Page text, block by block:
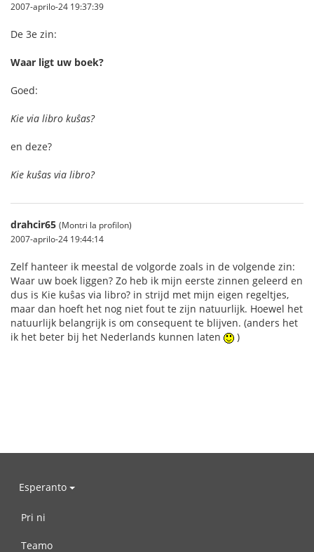
2007-aprilo-24 19:37:39
De 3e zin:
Waar ligt uw boek?
Goed:
Kie via libro kuŝas?
en deze?
Kie kuŝas via libro?
drahcir65 (Montri la profilon)
2007-aprilo-24 19:44:14
Zelf hanteer ik meestal de volgorde zoals in de volgende zin:
Waar uw boek liggen? Zo heb ik mijn eerste zinnen geleerd en
dus is Kie kuŝas via libro? in strijd met mijn eigen regeltjes,
maar dan hoeft het nog niet fout te zijn natuurlijk. Hoewel het
natuurlijk belangrijk is om consequent te blijven. (anders het
ik het beter bij het Nederlands kunnen laten
)
Esperanto
Pri ni
Teamo